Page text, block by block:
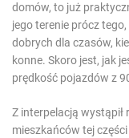
domów, to już
jego terenie prócz
dobrych dla czasów,
konne. Skoro jest, jak
prędkość pojazdów z
Z interpelacją
mieszkańców tej